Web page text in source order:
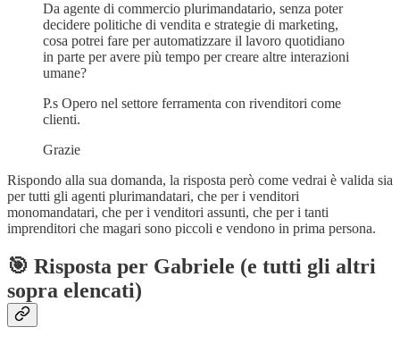
Da agente di commercio plurimandatario, senza poter
decidere politiche di vendita e strategie di marketing,
cosa potrei fare per automatizzare il lavoro quotidiano
in parte per avere più tempo per creare altre interazioni
umane?
P.s Opero nel settore ferramenta con rivenditori come
clienti.
Grazie
Rispondo alla sua domanda, la risposta però come vedrai è valida sia
per tutti gli agenti plurimandatari, che per i venditori
monomandatari, che per i venditori assunti, che per i tanti
imprenditori che magari sono piccoli e vendono in prima persona.
🎯 Risposta per Gabriele (e tutti gli altri
sopra elencati)